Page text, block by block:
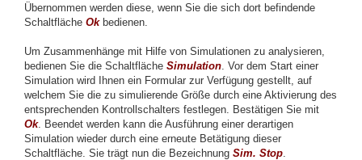
Übernommen werden diese, wenn Sie die sich dort befindende
Schaltfläche Okbedienen.
Um Zusammenhänge mit Hilfe von Simulationen zu analysieren,
bedienen Sie die Schaltfläche Simulation . Vor dem Start einer
Simulation wird Ihnen ein Formular zur Verfügung gestellt, auf
welchem Sie die zu simulierende Größe durch eine Aktivierung des
entsprechenden Kontrollschalters festlegen. Bestätigen Sie mit
Ok. Beendet werden kann die Ausführung einer derartigen
Simulation wieder durch eine erneute Betätigung dieser
Schaltfläche. Sie trägt nun die Bezeichnung Sim. Stop